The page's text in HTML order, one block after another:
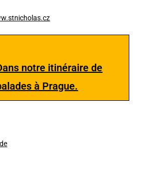
notre itinéraire de
à Prague.